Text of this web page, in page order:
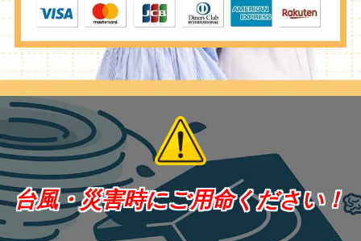
台風・災害時にご用命ください！